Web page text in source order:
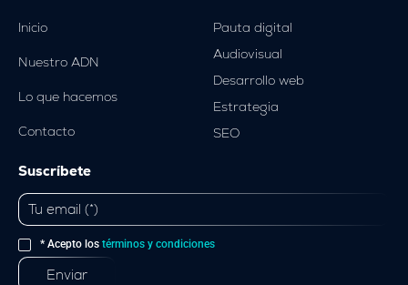
Inicio
Nuestro ADN
Lo que hacemos
Contacto
Pauta digital
Audiovisual
Desarrollo web
Estrategia
SEO
Suscríbete
* Acepto los términos y condiciones